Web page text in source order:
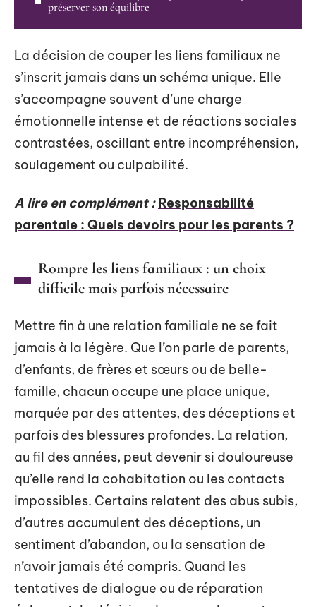
préserver son équilibre
La décision de couper les liens familiaux ne
s’inscrit jamais dans un schéma unique. Elle
s’accompagne souvent d’une charge
émotionnelle intense et de réactions sociales
contrastées, oscillant entre incompréhension,
soulagement ou culpabilité.
A lire en complément : Responsabilité
parentale : Quels devoirs pour les parents ?
Rompre les liens familiaux : un choix
difficile mais parfois nécessaire
Mettre fin à une relation familiale ne se fait
jamais à la légère. Que l’on parle de parents,
d’enfants, de frères et sœurs ou de belle-
famille, chacun occupe une place unique,
marquée par des attentes, des déceptions et
parfois des blessures profondes. La relation,
au fil des années, peut devenir si douloureuse
qu’elle rend la cohabitation ou les contacts
impossibles. Certains relatent des abus subis,
d’autres accumulent des déceptions, un
sentiment d’abandon, ou la sensation de
n’avoir jamais été compris. Quand les
tentatives de dialogue ou de réparation